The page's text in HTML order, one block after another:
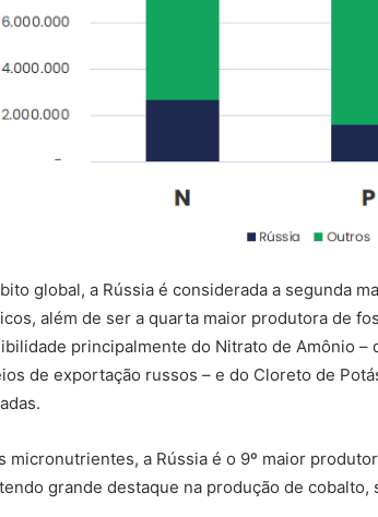
global, a Rússia é considerada a segunda
além de ser a quarta maior produtora de
principalmente do Nitrato de Amônio –
de exportação russos – e do Cloreto de
micronutrientes, a Rússia é o 9º maior
grande destaque na produção de